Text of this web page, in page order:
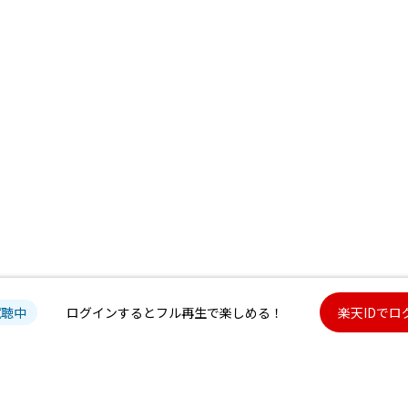
中 ログインするとフル再生で楽しめる！ 楽天IDでロ